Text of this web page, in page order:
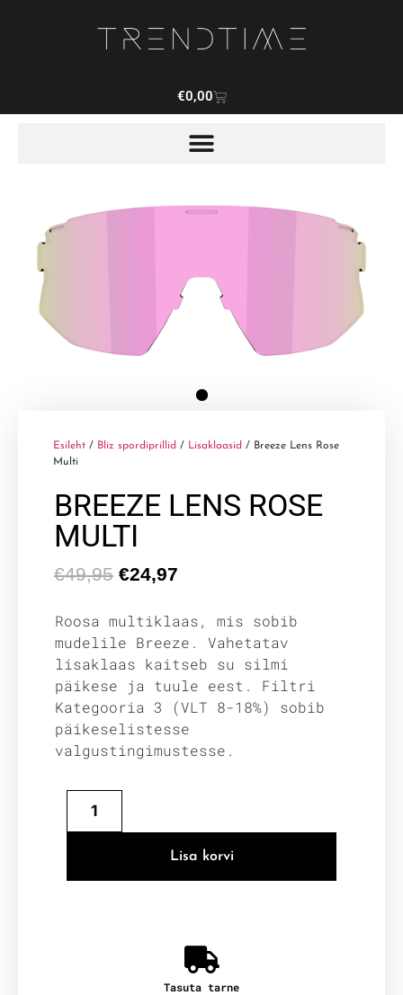
€0,00
Esileht / Bliz spordiprillid / Lisaklaasid / Breeze Lens Rose
Multi
BREEZE LENS ROSE
MULTI
€49,95 €24,97
Roosa multiklaas, mis sobib
mudelile Breeze. Vahetatav
lisaklaas kaitseb su silmi
päikese ja tuule eest. Filtri
Kategooria 3 (VLT 8-18%) sobib
päikeselistesse
valgustingimustesse.
Lisa korvi
Tasuta tarne